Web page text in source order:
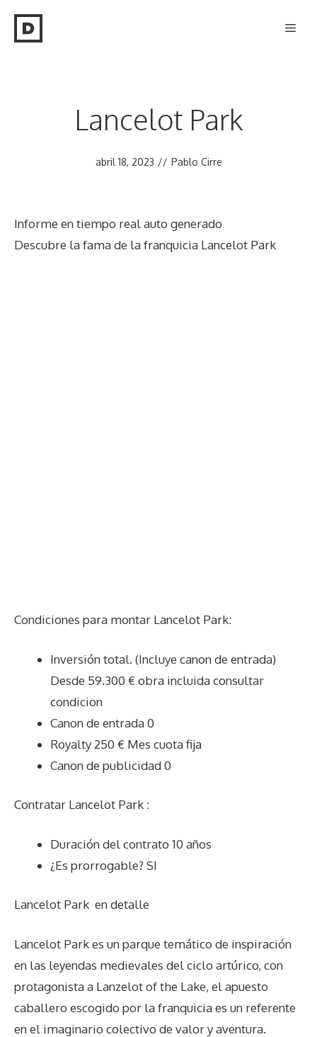
Lancelot Park
abril 18, 2023 // Pablo Cirre
Informe en tiempo real auto generado
Descubre la fama de la franquicia Lancelot Park
Condiciones para montar Lancelot Park:
Inversión total. (Incluye canon de entrada)
Desde 59.300 € obra incluida consultar
condicion
Canon de entrada 0
Royalty 250 € Mes cuota fija
Canon de publicidad 0
Contratar Lancelot Park :
Duración del contrato 10 años
¿Es prorrogable? SI
Lancelot Park en detalle
Lancelot Park es un parque temático de inspiración
en las leyendas medievales del ciclo artúrico, con
protagonista a Lanzelot of the Lake, el apuesto
caballero escogido por la franquicia es un referente
en el imaginario colectivo de valor y aventura.